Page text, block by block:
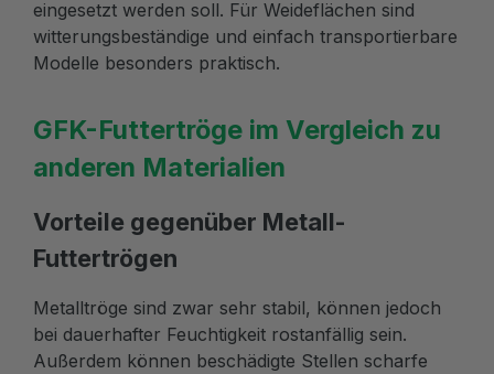
eingesetzt werden soll. Für Weideflächen sind
witterungsbeständige und einfach transportierbare
Modelle besonders praktisch.
GFK-Futtertröge im Vergleich zu
anderen Materialien
Vorteile gegenüber Metall-
Futtertrögen
Metalltröge sind zwar sehr stabil, können jedoch
bei dauerhafter Feuchtigkeit rostanfällig sein.
Außerdem können beschädigte Stellen scharfe